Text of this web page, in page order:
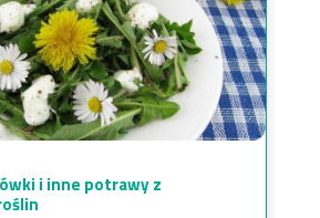
i inne potrawy z